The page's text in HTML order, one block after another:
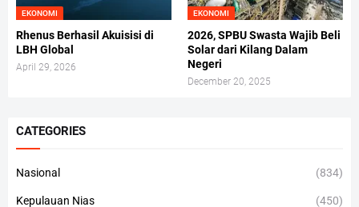
EKONOMI
Rhenus Berhasil Akuisisi di
LBH Global
April 29, 2026
EKONOMI
2026, SPBU Swasta Wajib Beli
Solar dari Kilang Dalam
Negeri
December 20, 2025
CATEGORIES
Nasional (834)
Kepulauan Nias (450)